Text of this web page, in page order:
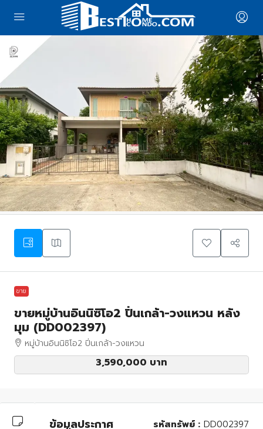
ขาย
ขายหมู่บ้านอินนิซิโอ2 ปิ่นเกล้า-วงแหวน หลัง
มุม (DD002397)
หมู่บ้านอินนิซิโอ2 ปิ่นเกล้า-วงแหวน
3,590,000 บาท
ข้อมูลประกาศ รหัสทรัพย์ : DD002397